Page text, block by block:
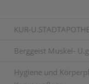
KUR-
Berggeist Muskel-
Hygiene und